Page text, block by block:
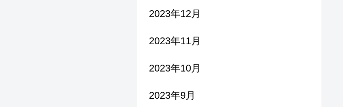
2023年12月
2023年11月
2023年10月
2023年9月